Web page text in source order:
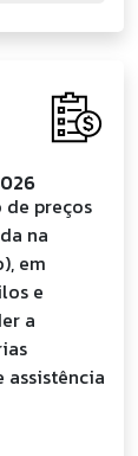
de preços
na
em
e
a
assistência